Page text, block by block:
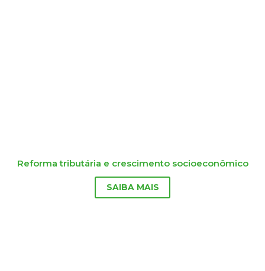
Reforma tributária e crescimento socioeconômico
SAIBA MAIS